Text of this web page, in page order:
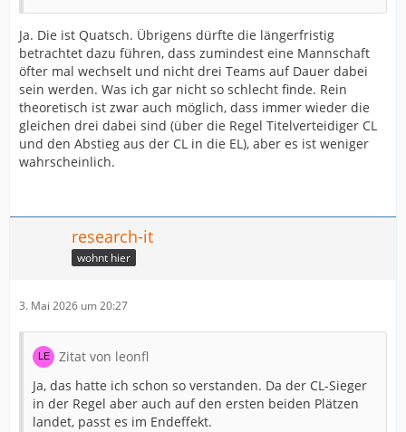
Ja. Die ist Quatsch. Übrigens dürfte die längerfristig
betrachtet dazu führen, dass zumindest eine Mannschaft
öfter mal wechselt und nicht drei Teams auf Dauer dabei
sein werden. Was ich gar nicht so schlecht finde. Rein
theoretisch ist zwar auch möglich, dass immer wieder die
gleichen drei dabei sind (über die Regel Titelverteidiger CL
und den Abstieg aus der CL in die EL), aber es ist weniger
wahrscheinlich.
research-it
wohnt hier
3. Mai 2026 um 20:27
Zitat von leonfl
Ja, das hatte ich schon so verstanden. Da der CL-Sieger
in der Regel aber auch auf den ersten beiden Plätzen
landet, passt es im Endeffekt.